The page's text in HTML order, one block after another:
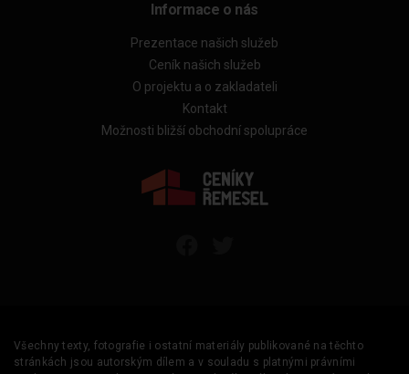
Informace o nás
Prezentace našich služeb
Ceník našich služeb
O projektu a o zakladateli
Kontakt
Možnosti bližší obchodní spolupráce
Všechny texty, fotografie i ostatní materiály publikované na těchto
stránkách jsou autorským dílem a v souladu s platnými právními